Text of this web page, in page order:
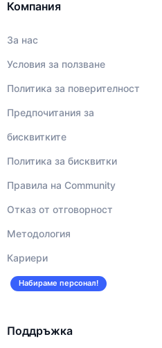
Компания
За нас
Условия за ползване
Политика за поверителност
Предпочитания за
бисквитките
Политика за бисквитки
Правила на Community
Отказ от отговорност
Методология
Кариери
Набираме персонал!
Поддръжка